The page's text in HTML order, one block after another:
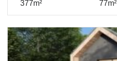
377m² 77m²